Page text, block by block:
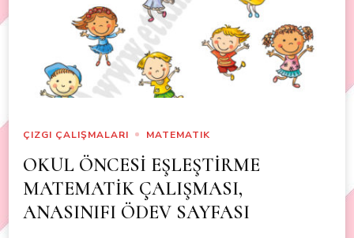
ÇIZGI ÇALIŞMALARI MATEMATIK
OKUL ÖNCESİ EŞLEŞTİRME
MATEMATİK ÇALIŞMASI,
ANASINIFI ÖDEV SAYFASI